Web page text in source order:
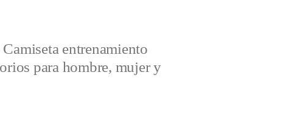
entrenamiento
para hombre, mujer y